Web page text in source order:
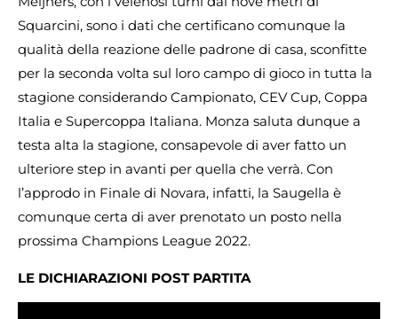
Squarcini, sono i dati che certificano comunque la
qualità della reazione delle padrone di casa, sconfitte
per la seconda volta sul loro campo di gioco in tutta la
stagione considerando Campionato, CEV Cup, Coppa
Italia e Supercoppa Italiana. Monza saluta dunque a
testa alta la stagione, consapevole di aver fatto un
ulteriore step in avanti per quella che verrà. Con
l’approdo in Finale di Novara, infatti, la Saugella è
comunque certa di aver prenotato un posto nella
prossima Champions League 2022.
LE DICHIARAZIONI POST PARTITA